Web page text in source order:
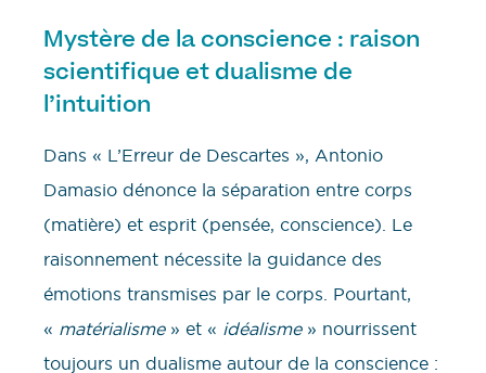
Mystère de la conscience : raison
scientifique et dualisme de
l’intuition
Dans « L’Erreur de Descartes », Antonio
Damasio dénonce la séparation entre corps
(matière) et esprit (pensée, conscience). Le
raisonnement nécessite la guidance des
émotions transmises par le corps. Pourtant,
« matérialisme» et « idéalisme» nourrissent
toujours un dualisme autour de la conscience :